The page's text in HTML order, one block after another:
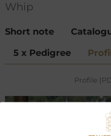
Whip
Short note
5 x Pedigree
Profile